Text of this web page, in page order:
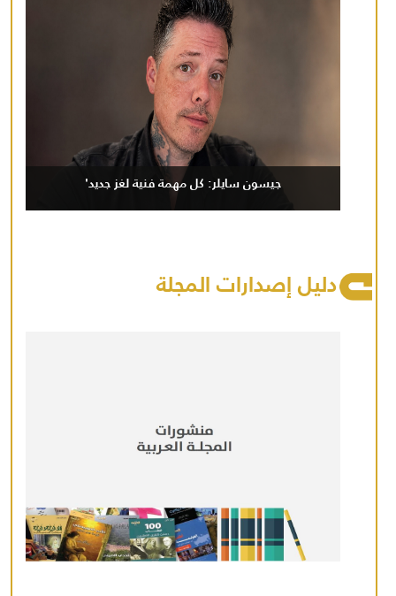
جيسون سايلر: كل مهمة فنية لغز جديد'
دليل إصدارات المجلة